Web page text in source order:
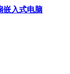
嵌入式电脑